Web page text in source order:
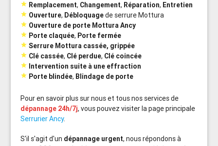
 Remplacement, Changement, Réparation, Entretien
 Ouverture, Débloquagede serrure Mottura
 Ouverture de porte Mottura Ancy
 Porte claquée, Porte fermée
 Serrure Mottura cassée, grippée
 Clé cassée, Clé perdue, Clé coincée
 Intervention suite à une effraction
 Porte blindée, Blindage de porte
Pour en savoir plus sur nous et tous nos services de
dépannage 24h/7j, vous pouvez visiter la page principale
Serrurier Ancy.
S'il s'agit d'un dépannage urgent, nous répondons à